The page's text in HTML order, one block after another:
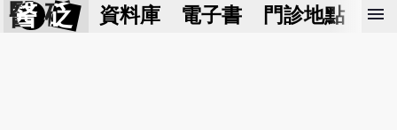
醫 砭 資料庫 電子書 門診地點 預
menu